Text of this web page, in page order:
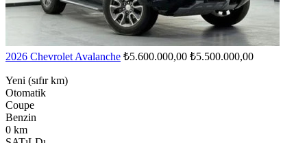
2026 Chevrolet Avalanche ₺5.600.000,00 ₺5.500.000,00
Yeni (sıfır km)
Otomatik
Coupe
Benzin
0 km